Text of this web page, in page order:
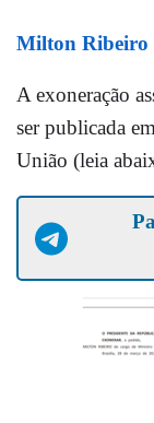
Milton Ribeiro
A exoneração
ser publicada
União (leia